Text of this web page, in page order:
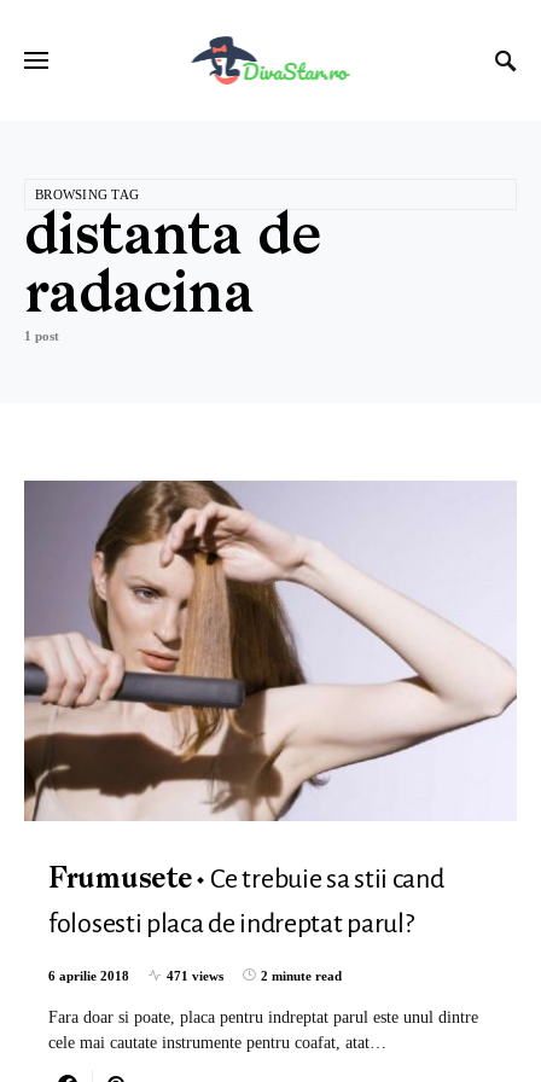
BROWSING TAG
distanta de
radacina
1 post
Frumusete
Ce trebuie sa stii cand
folosesti placa de indreptat parul?
6 aprilie 2018 471 views 2 minute read
Fara doar si poate, placa pentru indreptat parul este unul dintre
cele mai cautate instrumente pentru coafat, atat…